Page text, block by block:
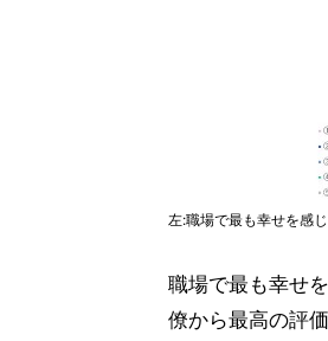
左:職場で最も幸せを感
職場で最も幸せ
僚から最高の評